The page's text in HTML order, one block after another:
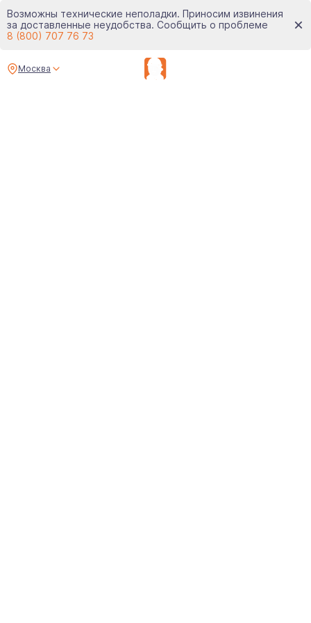
Возможны технические неполадки. Приносим извинения
за доставленные неудобства. Сообщить о проблеме
8 (800) 707 76 73
Москва